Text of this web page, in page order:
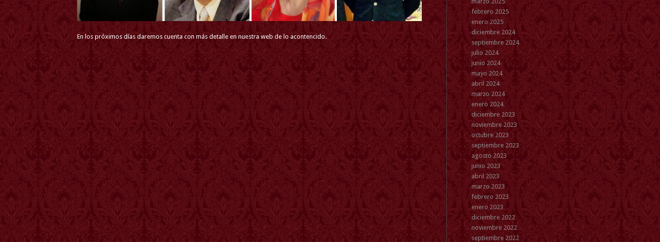
En los próximos días daremos cuenta con más detalle en nuestra web de lo acontencido.
febrero 2025
enero 2025
diciembre 2024
septiembre 2024
julio 2024
junio 2024
mayo 2024
abril 2024
marzo 2024
enero 2024
diciembre 2023
noviembre 2023
octubre 2023
septiembre 2023
agosto 2023
junio 2023
abril 2023
marzo 2023
febrero 2023
enero 2023
diciembre 2022
noviembre 2022
septiembre 2022